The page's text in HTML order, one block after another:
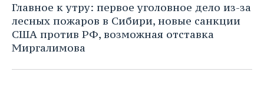
Главное к утру: первое уголовное дело из-за
лесных пожаров в Сибири, новые санкции
США против РФ, возможная отставка
Миргалимова